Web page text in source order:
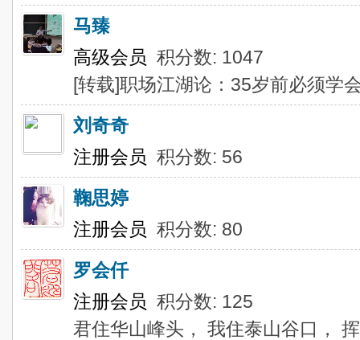
马臻
高级会员 积分数: 1047
[转载]职场江湖论：35岁前必须学
刘奇奇
注册会员 积分数: 56
鞠思婷
注册会员 积分数: 80
罗会仟
注册会员 积分数: 125
君住华山峰头， 我住泰山谷口，